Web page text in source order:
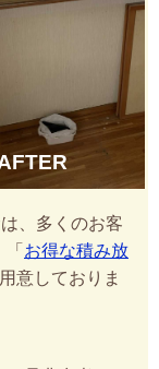
、多くのお客
「 お得な積み放
意しておりま